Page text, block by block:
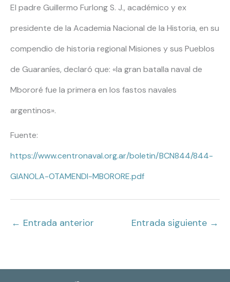
El padre Guillermo Furlong S. J., académico y ex
presidente de la Academia Nacional de la Historia, en su
compendio de historia regional Misiones y sus Pueblos
de Guaraníes, declaró que: «la gran batalla naval de
Mbororé fue la primera en los fastos navales
argentinos».
Fuente:
https://www.centronaval.org.ar/boletin/BCN844/844-
GIANOLA-OTAMENDI-MBORORE.pdf
← Entrada anterior Entrada siguiente →